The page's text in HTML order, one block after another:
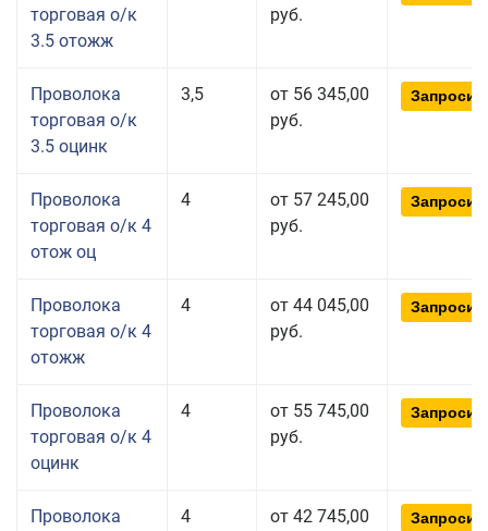
торговая о/к
3.5 отожж
руб.
Проволока
торговая о/к
3.5 оцинк
3,5
от 56 345,00
руб.
Проволока
торговая о/к 4
отож оц
4
от 57 245,00
руб.
Проволока
торговая о/к 4
отожж
4
от 44 045,00
руб.
Проволока
торговая о/к 4
оцинк
4
от 55 745,00
руб.
Проволока
4
от 42 745,00